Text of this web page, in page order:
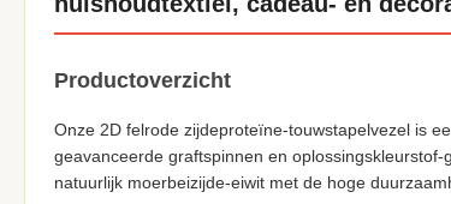
Productoverzicht
Onze 2D felrode zijdeproteïne-touwstapelvezel is
geavanceerde graftspinnen en
natuurlijk moerbeizijde-eiwit met de hoge